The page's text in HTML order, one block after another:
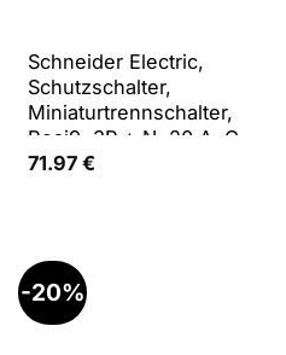
Schneider Electric,
Schutzschalter,
Miniaturtrennschalter,
Resi9, 3P + N, 20 A, C-
Kurve, 6000 A, 400 V
71.97 €
-20%